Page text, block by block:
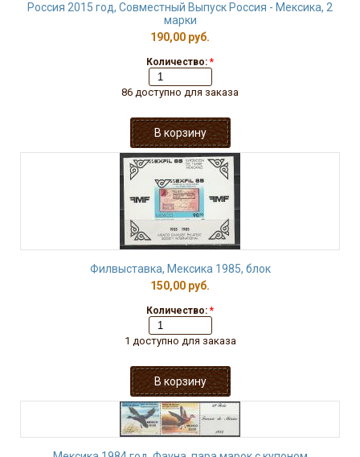
Россия 2015 год, Совместный Выпуск Россия - Мексика, 2
марки
190,00 руб.
Количество: *
86 доступно для заказа
Филвыставка, Мексика 1985, блок
150,00 руб.
Количество: *
1 доступно для заказа